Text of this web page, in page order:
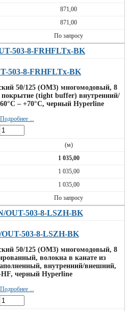
871,00
871,00
По запросу
503-8-FRHFLTx-BK
50/125 (OM3) многомодовый, 8
покрытие (tight buffer) внутренний/
– +70°C, черный Hyperline
Подробнее ...
(м)
1 035,00
1 035,00
1 035,00
По запросу
503-8-LSZH-BK
50/125 (OM3) многомодовый, 8
волокна в канате из
внутренний/внешний,
черный Hyperline
Подробнее ...